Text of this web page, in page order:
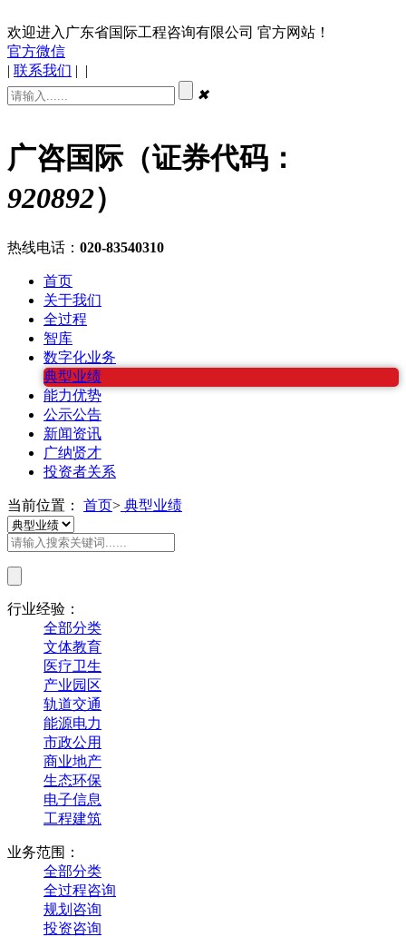
欢迎进入广东省国际工程咨询有限公司 官方网站！
官方微信
| 联系我们 | |
✖
广咨国际（证券代码：
920892）
热线电话： 020-83540310
首页
关于我们
全过程
智库
数字化业务
典型业绩
能力优势
公示公告
新闻资讯
广纳贤才
投资者关系
当前位置： 首页> 典型业绩
行业经验：
全部分类
文体教育
医疗卫生
产业园区
轨道交通
能源电力
市政公用
商业地产
生态环保
电子信息
工程建筑
业务范围：
全部分类
全过程咨询
规划咨询
投资咨询